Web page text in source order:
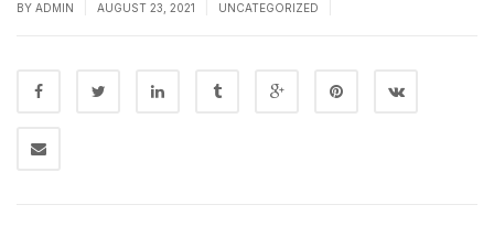
BY ADMIN AUGUST 23, 2021 UNCATEGORIZED